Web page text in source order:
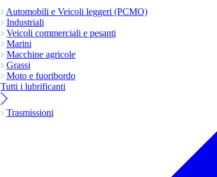
Automobili e Veicoli leggeri (PCMO)
Industriali
Veicoli commerciali e pesanti
Marini
Macchine agricole
Grassi
Moto e fuoribordo
Tutti i lubrificanti
Trasmissioni